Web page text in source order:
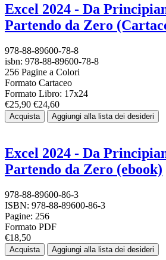
Excel 2024 - Da
Partendo da Zero
978-88-89600-78-8
isbn: 978-88-89600-78-8
256 Pagine a Colori
Formato Cartaceo
Formato Libro: 17x24
€25,90 €24,60
Acquista Aggiungi alla lista dei desideri
Excel 2024 - Da
Partendo da Zero (ebook)
978-88-89600-86-3
ISBN: 978-88-89600-86-3
Pagine: 256
Formato PDF
€18,50
Acquista Aggiungi alla lista dei desideri